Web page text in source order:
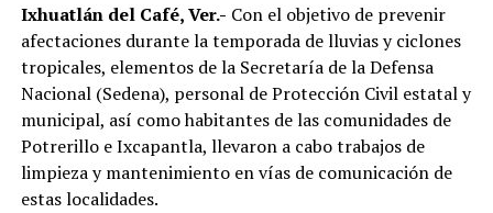
Ixhuatlán del Café, Ver.- Con el objetivo de prevenir
afectaciones durante la temporada de lluvias y ciclones
tropicales, elementos de la Secretaría de la Defensa
Nacional (Sedena), personal de Protección Civil estatal y
municipal, así como habitantes de las comunidades de
Potrerillo e Ixcapantla, llevaron a cabo trabajos de
limpieza y mantenimiento en vías de comunicación de
estas localidades.